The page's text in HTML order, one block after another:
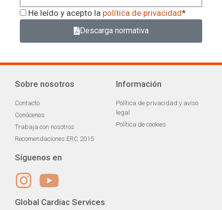
He leído y acepto la política de privacidad*
Descarga normativa
Sobre nosotros
Contacto
Conócenos
Trabaja con nosotros
Recomendaciones ERC 2015
Información
Política de privacidad y aviso
legal
Política de cookies
Síguenos en
Global Cardiac Services